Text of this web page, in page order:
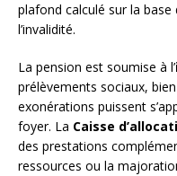
plafond calculé sur la
l’invalidité.
La pension est soumise à l’
prélèvements sociaux,
exonérations puissent
foyer. La Caisse
des prestations
ressources ou la